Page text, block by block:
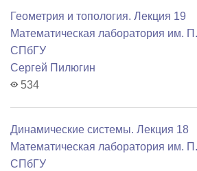
Геометрия и топология. Лекция 19
Математичеcкая лаборатория им.
СПбГУ
Сергей Пилюгин
534
Динамические системы. Лекция 18
Математичеcкая лаборатория им.
СПбГУ